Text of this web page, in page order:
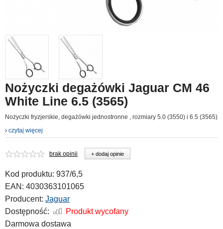
Nożyczki degażówki Jaguar CM 46
White Line 6.5 (3565)
Nożyczki fryzjerskie, degażówki jednostronne , rozmiary 5.0 (3550) i 6.5 (3565)
czytaj więcej
brak opinii + dodaj opinie
Kod produktu: 937/6,5
EAN: 4030363101065
Producent: Jaguar
Dostępność:
Produkt wycofany
Darmowa dostawa